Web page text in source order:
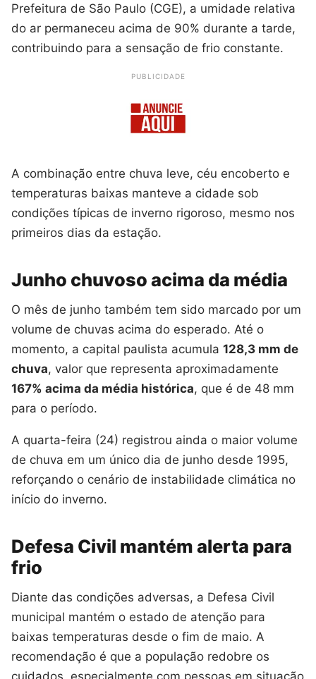
Prefeitura de São Paulo (CGE), a umidade relativa
do ar permaneceu acima de 90% durante a tarde,
contribuindo para a sensação de frio constante.
PUBLICIDADE
A combinação entre chuva leve, céu encoberto e
temperaturas baixas manteve a cidade sob
condições típicas de inverno rigoroso, mesmo nos
primeiros dias da estação.
Junho chuvoso acima da média
O mês de junho também tem sido marcado por um
volume de chuvas acima do esperado. Até o
momento, a capital paulista acumula 128,3 mm de
chuva, valor que representa aproximadamente
167% acima da média histórica, que é de 48 mm
para o período.
A quarta-feira (24) registrou ainda o maior volume
de chuva em um único dia de junho desde 1995,
reforçando o cenário de instabilidade climática no
início do inverno.
Defesa Civil mantém alerta para
frio
Diante das condições adversas, a Defesa Civil
municipal mantém o estado de atenção para
baixas temperaturas desde o fim de maio. A
recomendação é que a população redobre os